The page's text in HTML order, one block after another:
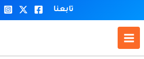
إلى
المحتوى
تابعنا